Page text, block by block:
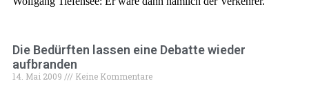
Die Bedürften lassen eine Debatte wieder
aufbranden
14. Mai 2009 Keine Kommentare